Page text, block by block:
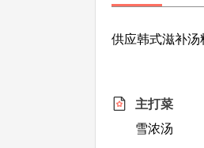
供应韩式滋补汤
主打菜
雪浓汤